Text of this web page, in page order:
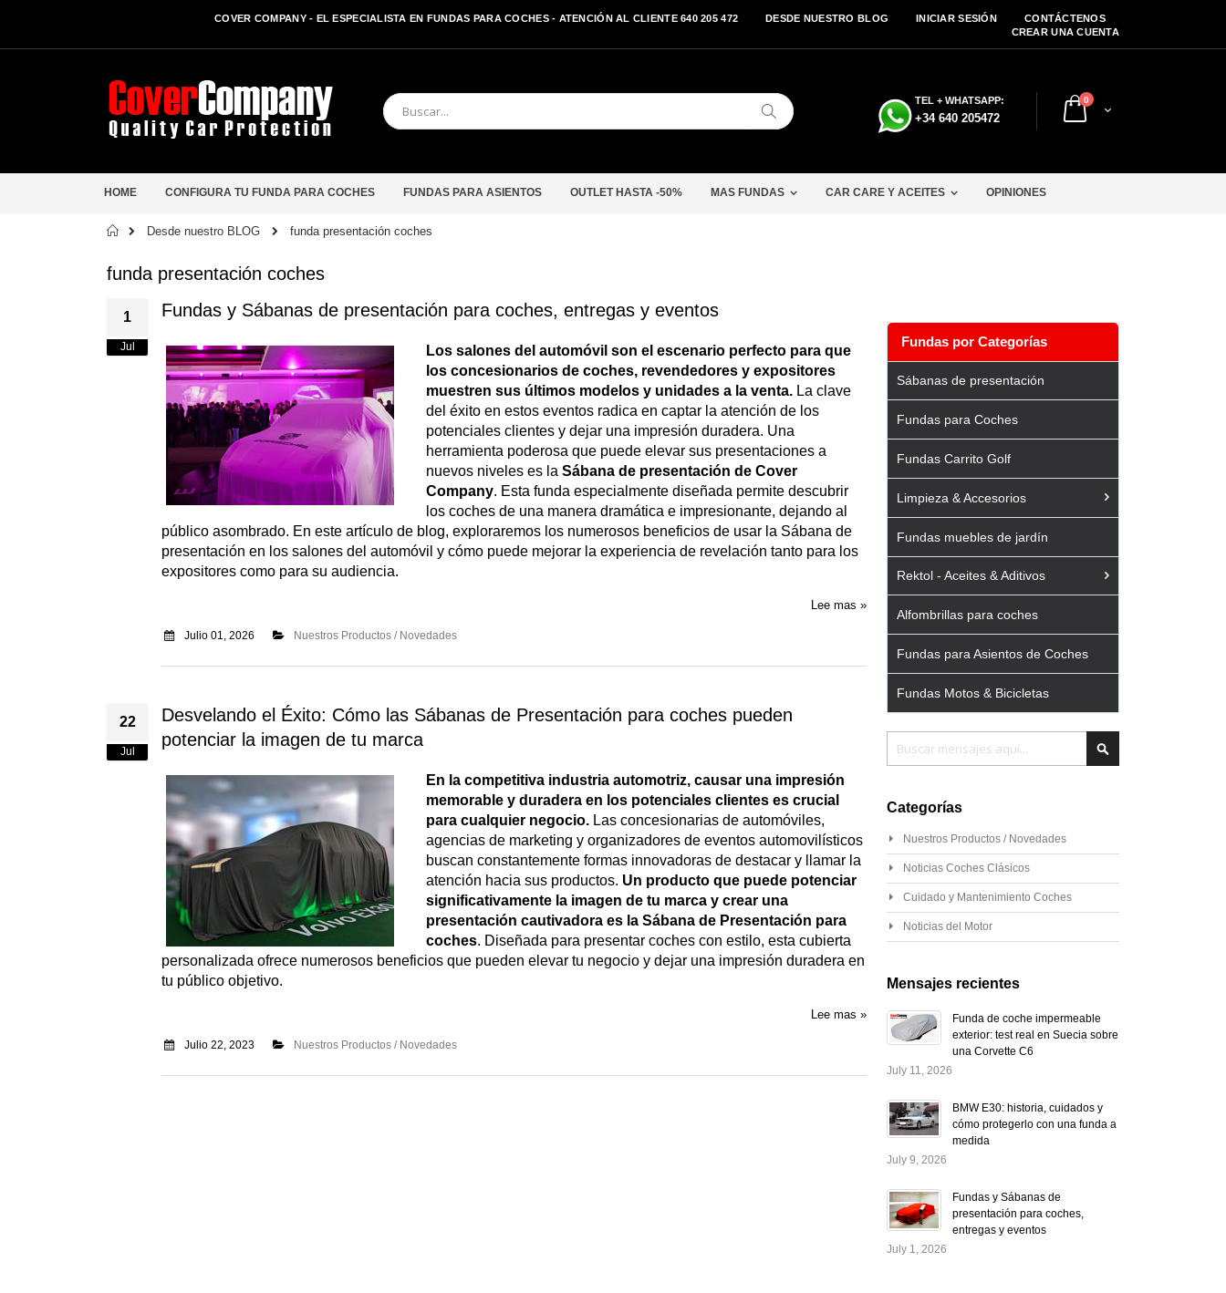
COVER COMPANY - EL ESPECIALISTA EN FUNDAS PARA COCHES - ATENCIÓN AL CLIENTE 640 205 472 DESDE NUESTRO BLOG INICIAR SESIÓN
CONTÁCTENOS
CREAR UNA CUENTA
Cart
0artículos
Buscar
TEL + WHATSAPP:
+34 640 205472
HOME CONFIGURA TU FUNDA PARA COCHES FUNDAS PARA ASIENTOS OUTLET HASTA -50% MAS FUNDAS CAR CARE Y ACEITES OPINIONES
InicioDesde nuestro BLOG funda presentación coches
funda presentación coches
1
Jul
Fundas y Sábanas de presentación para coches, entregas y eventos
Los salones del automóvil son el escenario perfecto para que
los concesionarios de coches, revendedores y expositores
muestren sus últimos modelos y unidades a la venta. La clave
del éxito en estos eventos radica en captar la atención de los
potenciales clientes y dejar una impresión duradera. Una
herramienta poderosa que puede elevar sus presentaciones a
nuevos niveles es la Sábana de presentación de Cover
Company. Esta funda especialmente diseñada permite descubrir
los coches de una manera dramática e impresionante, dejando al
público asombrado. En este artículo de blog, exploraremos los numerosos beneficios de usar la Sábana de
presentación en los salones del automóvil y cómo puede mejorar la experiencia de revelación tanto para los
expositores como para su audiencia.
Lee mas »
Julio 01, 2026 Nuestros Productos / Novedades
22
Jul
Desvelando el Éxito: Cómo las Sábanas de Presentación para coches pueden
potenciar la imagen de tu marca
En la competitiva industria automotriz, causar una impresión
memorable y duradera en los potenciales clientes es crucial
para cualquier negocio. Las concesionarias de automóviles,
agencias de marketing y organizadores de eventos automovilísticos
buscan constantemente formas innovadoras de destacar y llamar la
atención hacia sus productos. Un producto que puede potenciar
significativamente la imagen de tu marca y crear una
presentación cautivadora es la Sábana de Presentación para
coches. Diseñada para presentar coches con estilo, esta cubierta
personalizada ofrece numerosos beneficios que pueden elevar tu negocio y dejar una impresión duradera en
tu público objetivo.
Lee mas »
Julio 22, 2023 Nuestros Productos / Novedades
Fundas por Categorías
Sábanas de presentación
Fundas para Coches
Fundas Carrito Golf
Limpieza & Accesorios
Fundas muebles de jardín
Rektol - Aceites & Aditivos
Alfombrillas para coches
Fundas para Asientos de Coches
Fundas Motos & Bicicletas
Categorías
Nuestros Productos / Novedades
Noticias Coches Clásicos
Cuidado y Mantenimiento Coches
Noticias del Motor
Mensajes recientes
Funda de coche impermeable
exterior: test real en Suecia sobre
una Corvette C6
July 11, 2026
BMW E30: historia, cuidados y
cómo protegerlo con una funda a
medida
July 9, 2026
Fundas y Sábanas de
presentación para coches,
entregas y eventos
July 1, 2026